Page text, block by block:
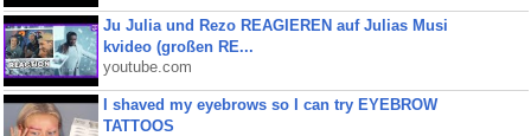
Ju Julia und Rezo REAGIEREN auf Julias Musi
kvideo (großen RE...
youtube.com
I shaved my eyebrows so I can try EYEBROW
TATTOOS